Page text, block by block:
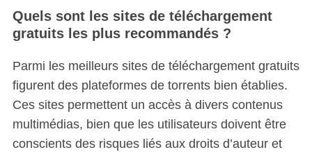
Quels sont les sites de téléchargement
gratuits les plus recommandés ?
Parmi les meilleurs sites de téléchargement gratuits
figurent des plateformes de torrents bien établies.
Ces sites permettent un accès à divers contenus
multimédias, bien que les utilisateurs doivent être
conscients des risques liés aux droits d’auteur et